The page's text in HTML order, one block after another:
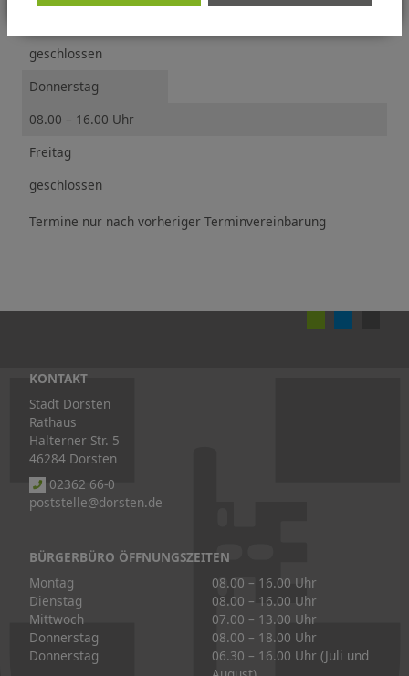
geschlossen
Donnerstag
08.00 – 16.00 Uhr
Freitag
geschlossen
Termine nur nach vorheriger Terminvereinbarung
KONTAKT
Stadt Dorsten
Rathaus
Halterner Str. 5
46284 Dorsten
02362 66-0
poststelle@dorsten.de
BÜRGERBÜRO ÖFFNUNGSZEITEN
Montag
08.00 – 16.00 Uhr
Dienstag
08.00 – 16.00 Uhr
Mittwoch
07.00 – 13.00 Uhr
Donnerstag
08.00 – 18.00 Uhr
Donnerstag
06.30 – 16.00 Uhr (Juli und